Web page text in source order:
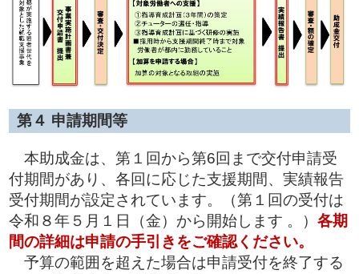
第４ 申請期間等
本助成金は、第１回から第6回まで交付申請受
付期間があり、各回に応じた支援期間、実績報告
受付期間が設定されています。（第１回の受付は
令和８年５月１日（金）から開始します 。） 各期
間の詳細は申請の手引きをご確認ください。
予算の範囲を超えた場合は申請受付を終了する